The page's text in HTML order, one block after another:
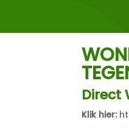
Direct
Klik hier: